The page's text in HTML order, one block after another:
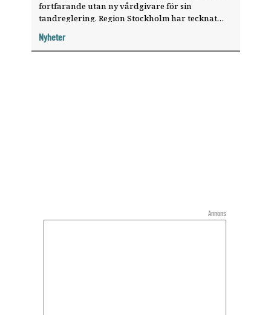
fortfarande utan ny vårdgivare för sin
tandreglering. Region Stockholm har tecknat
patienterna, men många har ännu inte gjort sitt
val.
Nyheter
Annons